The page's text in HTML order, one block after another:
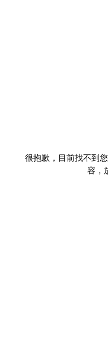
很抱歉，目前找不到
容，